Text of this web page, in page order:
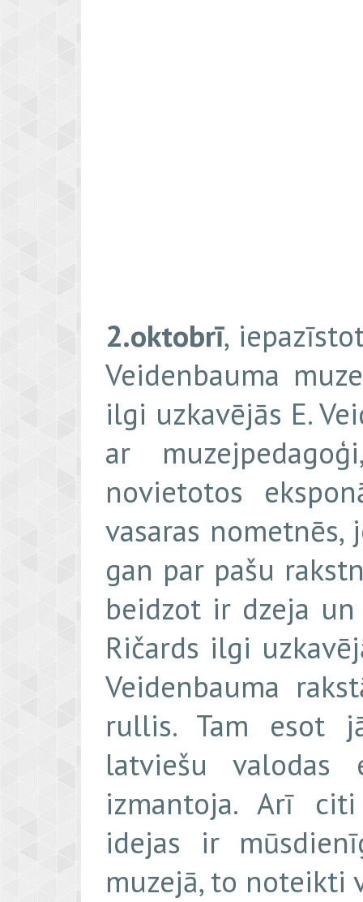
2.oktobrī,
Veidenbauma
ilgi uzkavējās E.
ar
novietotos
vasaras
gan par pašu
beidzot ir dzeja un
Ričards ilgi
Veidenbauma
rullis. Tam esot
latviešu valodas
izmantoja. Arī
idejas ir
muzejā, to noteikti